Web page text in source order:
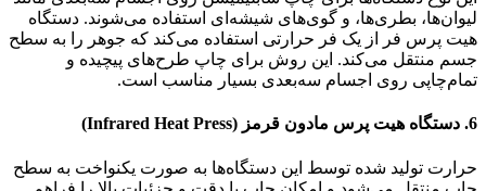
لیوان‌ها، بطری‌ها، و گوی‌های شیشه‌ای استفاده می‌شوند. دستگاه
هیت پرس فر از یک فر حرارتی استفاده می‌کند که جوهر را به سطح
جسم منتقل می‌کند. این روش برای چاپ طرح‌های پیچیده و
تمام‌چاپی روی اجسام سه‌بعدی بسیار مناسب است.
6. دستگاه هیت پرس مادون قرمز (Infrared Heat Press)
حرارت تولید شده توسط این دستگاه‌ها به صورت یکنواخت به سطح